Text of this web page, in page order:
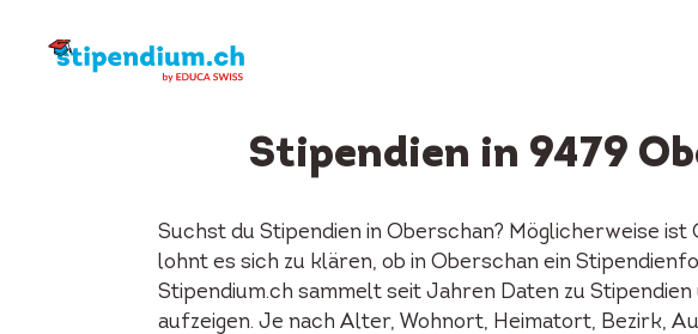
Stipendien in 9479
Suchst du Stipendien in Oberschan? Möglicherweise
lohnt es sich zu klären, ob in Oberschan ein
Stipendium.ch sammelt seit Jahren Daten zu
aufzeigen. Je nach Alter, Wohnort, Heimatort, Bezirk,